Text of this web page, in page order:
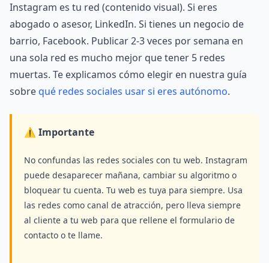
Instagram es tu red (contenido visual). Si eres
abogado o asesor, LinkedIn. Si tienes un negocio de
barrio, Facebook. Publicar 2-3 veces por semana en
una sola red es mucho mejor que tener 5 redes
muertas. Te explicamos cómo elegir en nuestra guía
sobrequé redes sociales usar si eres autónomo.
⚠️ Importante
No confundas las redes sociales con tu web. Instagram
puede desaparecer mañana, cambiar su algoritmo o
bloquear tu cuenta. Tu web es tuya para siempre. Usa
las redes como canal de atracción, pero lleva siempre
al cliente a tu web para que rellene el formulario de
contacto o te llame.